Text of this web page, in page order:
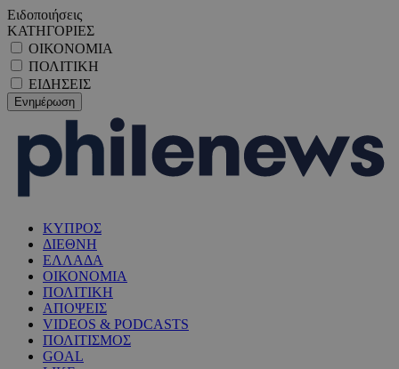
Ειδοποιήσεις
ΚΑΤΗΓΟΡΙΕΣ
ΟΙΚΟΝΟΜΙΑ
ΠΟΛΙΤΙΚΗ
ΕΙΔΗΣΕΙΣ
ΚΥΠΡΟΣ
ΔΙΕΘΝΗ
ΕΛΛΑΔΑ
ΟΙΚΟΝΟΜΙΑ
ΠΟΛΙΤΙΚΗ
ΑΠΟΨΕΙΣ
VIDEOS & PODCASTS
ΠΟΛΙΤΙΣΜΟΣ
GOAL